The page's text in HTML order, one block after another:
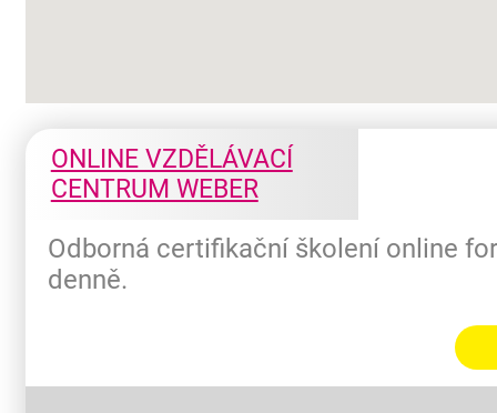
ONLINE VZDĚLÁVACÍ
CENTRUM WEBER
Odborná certifikační školení online
denně.